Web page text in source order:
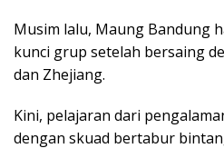
Musim lalu, Maung Bandung
kunci grup setelah bersaing
dan Zhejiang.
Kini, pelajaran dari
dengan skuad bertabur